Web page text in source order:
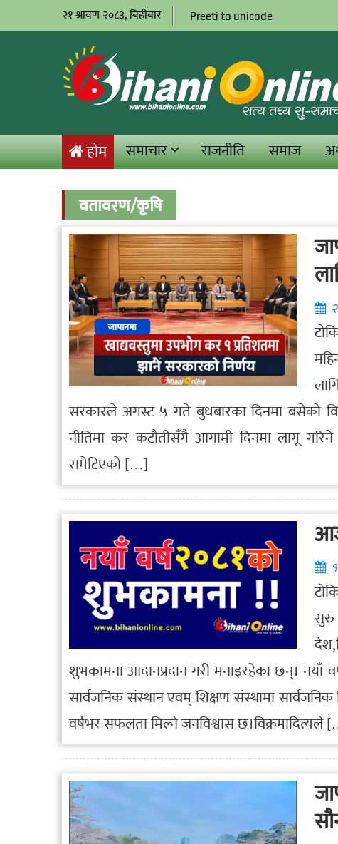
२१ श्रावण २०८३, बिहीबार Preeti to unicode
होम समाचार राजनीति समाज
वतावरण/कृषि
सरकारले अगस्ट ५ गते बुधबारका दिनमा बसेको
नीतिमा कर कटौतीसँगै आगामी दिनमा लागू गरिने
समेटिएको […]
सुरु
शुभकामना आदानप्रदान गरी मनाइरहेका छन्।
सार्वजनिक संस्थान एवम् शिक्षण संस्थामा
वर्षभर सफलता मिल्ने जनविश्वास छ।विक्रमादित्यले